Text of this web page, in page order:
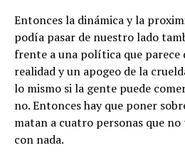
Entonces la dinámica y la
podía pasar de nuestro lado
frente a una política que parece
realidad y un apogeo de la
lo mismo si la gente puede
no. Entonces hay que poner
matan a cuatro personas que
con nada.